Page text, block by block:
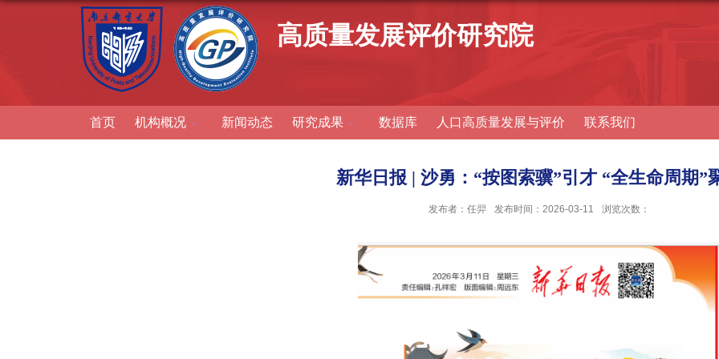
高质量发展评价研究院
首页 机构概况 新闻动态 研究成果 数据库 人口高质量发展与评价 联系我们
新华日报 | 沙勇：“按图索骥”引才 “全生命周期”
发布者：任羿 发布时间：2026-03-11 浏览次数：